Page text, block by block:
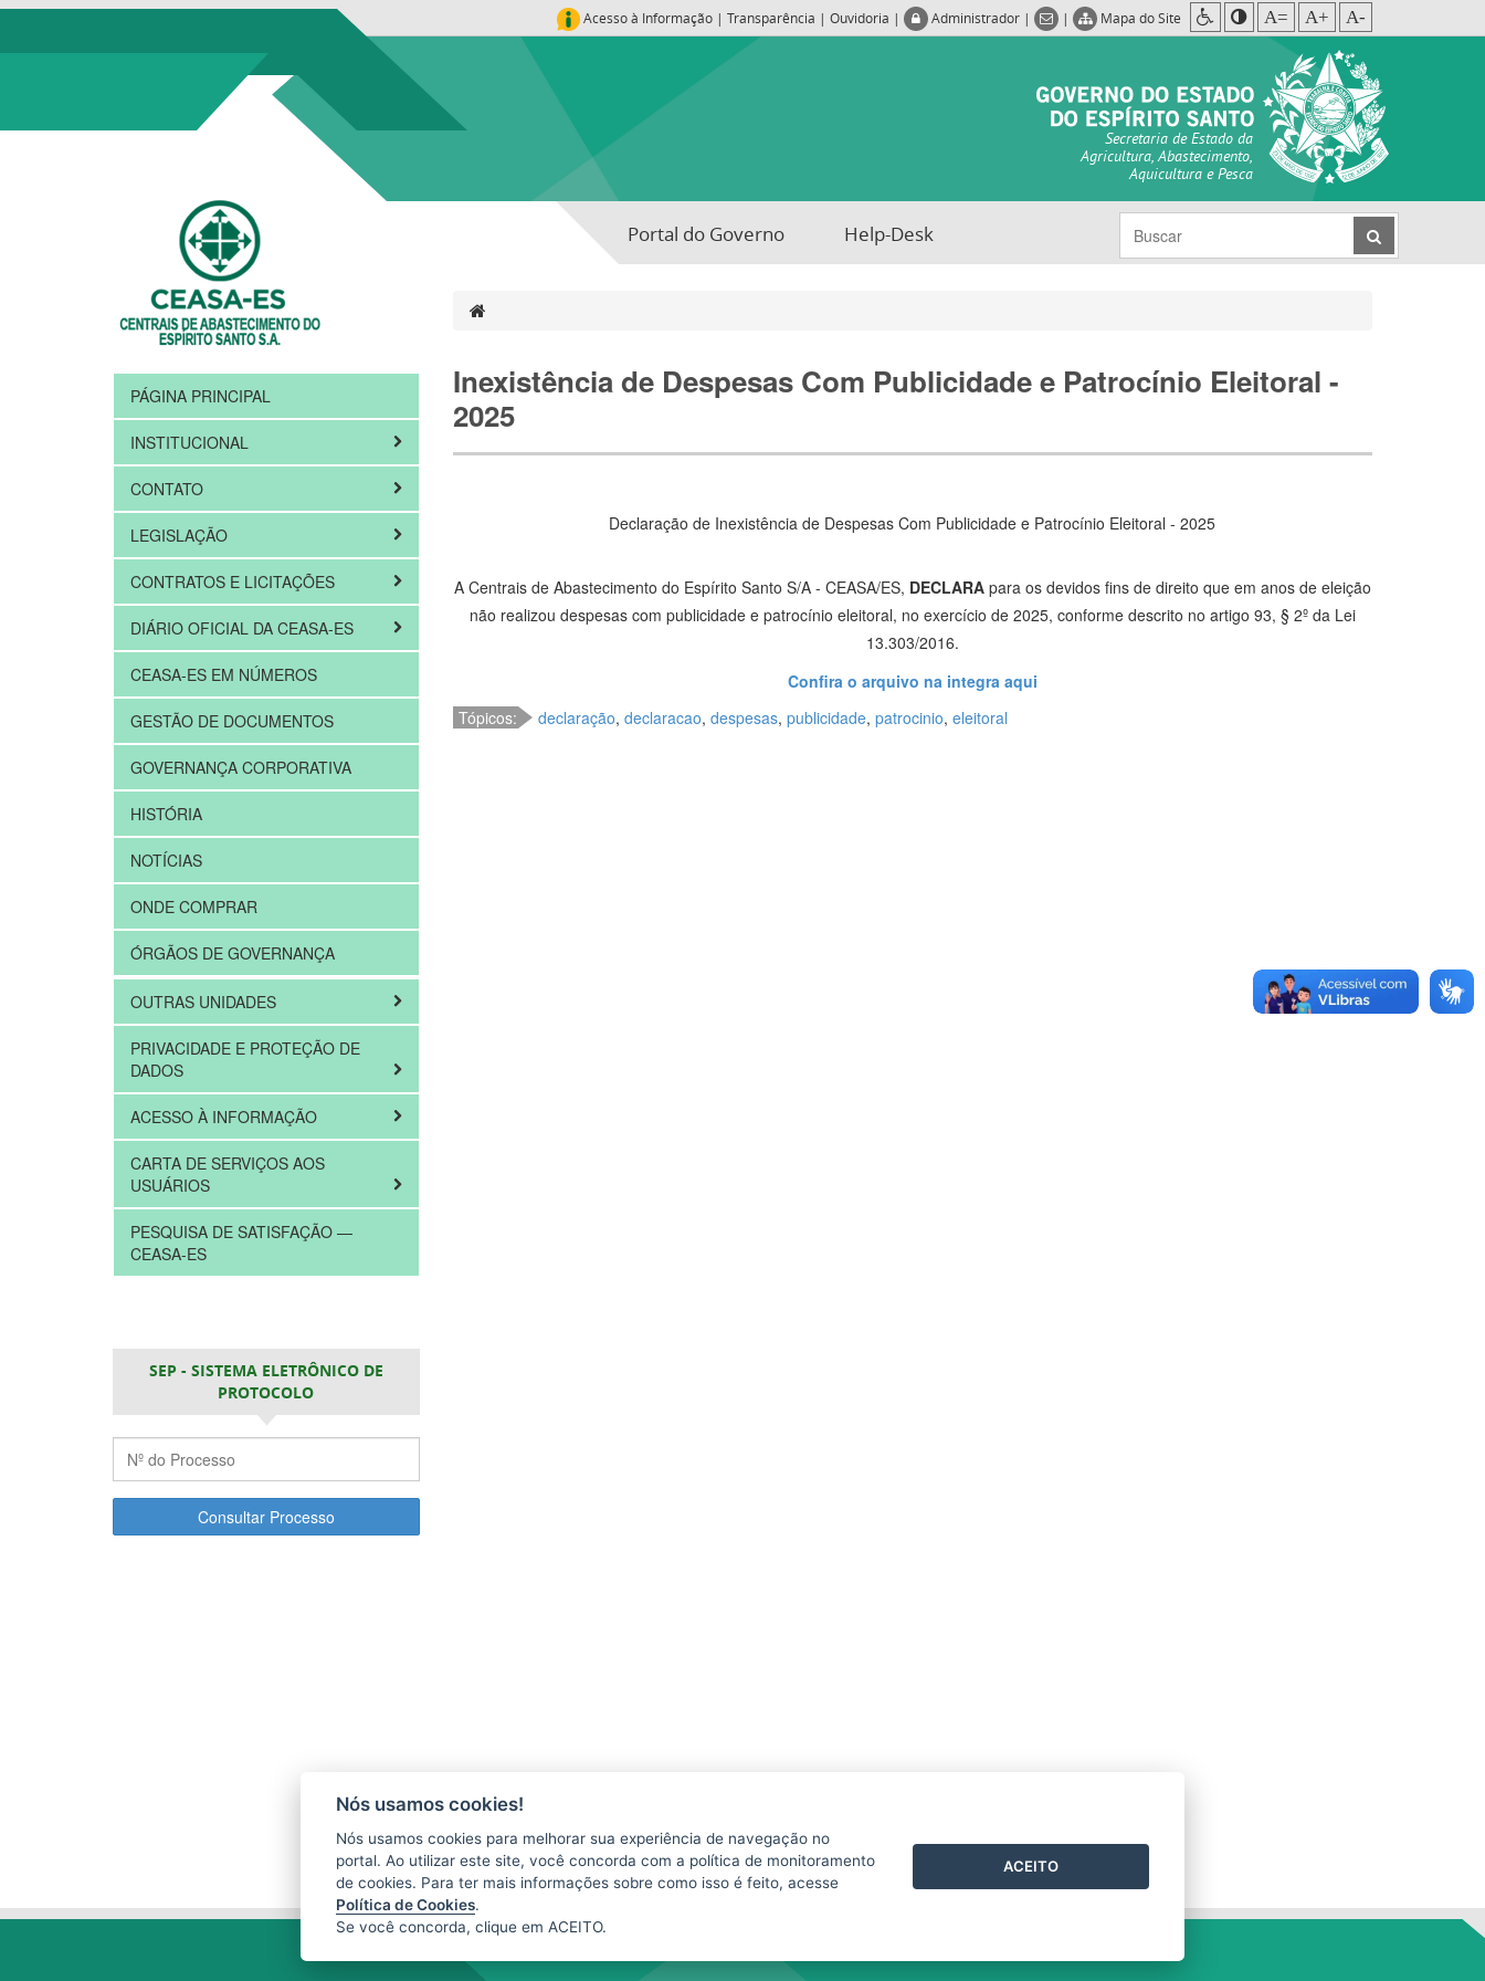
Acesso à Informação | Transparência | Ouvidoria | Administrador | | Mapa do Site A= A+ A-
Secretaria de Estado da
Agricultura, Abastecimento,
Aquicultura e Pesca
Portal do Governo Help-Desk
PÁGINA PRINCIPAL
INSTITUCIONAL
CONTATO
LEGISLAÇÃO
CONTRATOS E LICITAÇÕES
DIÁRIO OFICIAL DA CEASA-ES
CEASA-ES EM NÚMEROS
GESTÃO DE DOCUMENTOS
GOVERNANÇA CORPORATIVA
HISTÓRIA
NOTÍCIAS
ONDE COMPRAR
ÓRGÃOS DE GOVERNANÇA
OUTRAS UNIDADES
PRIVACIDADE E PROTEÇÃO DE
DADOS
ACESSO À INFORMAÇÃO
CARTA DE SERVIÇOS AOS
USUÁRIOS
PESQUISA DE SATISFAÇÃO —
CEASA-ES
SEP - SISTEMA ELETRÔNICO DE
PROTOCOLO
Consultar Processo
Inexistência de Despesas Com Publicidade e Patrocínio Eleitoral -
2025
Declaração de Inexistência de Despesas Com Publicidade e Patrocínio Eleitoral - 2025
A Centrais de Abastecimento do Espírito Santo S/A - CEASA/ES, DECLARApara os devidos fins de direito que em anos de eleição
não realizou despesas com publicidade e patrocínio eleitoral, no exercício de 2025, conforme descrito no artigo 93, § 2º da Lei
13.303/2016.
Confira o arquivo na integra aqui
Tópicos:
declaração,declaracao,despesas,publicidade,patrocinio,eleitoral
Nós usamos cookies!
Nós usamos cookies para melhorar sua experiência de navegação no
portal. Ao utilizar este site, você concorda com a política de monitoramento
de cookies. Para ter mais informações sobre como isso é feito, acesse
Política de Cookies.
Se você concorda, clique em ACEITO.
ACEITO